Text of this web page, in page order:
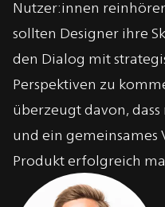
Nutzer:innen
sollten Designer ihre
den Dialog mit
Perspektiven zu
überzeugt davon,
und ein gemeinsames
Produkt erfolgreich